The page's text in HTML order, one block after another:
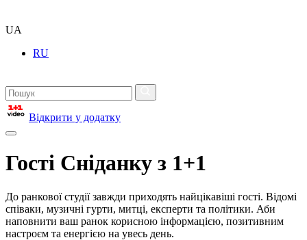
UA
RU
Відкрити у додатку
Гості Сніданку з 1+1
До ранкової студії завжди приходять найцікавіші гості. Відомі
співаки, музичні гурти, митці, експерти та політики. Аби
наповнити ваш ранок корисною інформацією, позитивним
настроєм та енергією на увесь день.